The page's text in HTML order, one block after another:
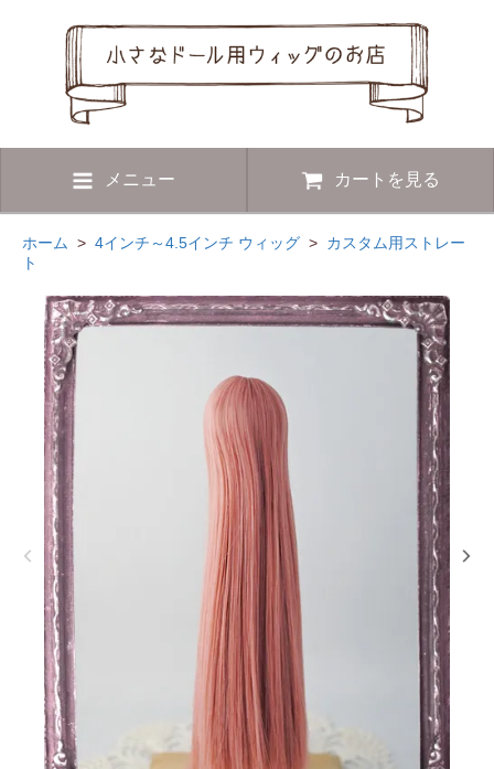
メニュー カートを見る
ホーム > 4インチ～4.5インチ ウィッグ > カスタム用ストレー
ト